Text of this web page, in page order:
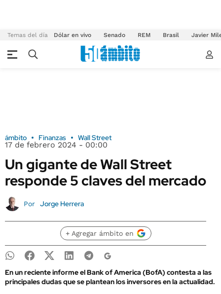
Temas del día Dólar en vivo Senado REM Brasil Javier
ámbito Finanzas Wall Street
17 de febrero 2024 - 00:00
Un gigante de Wall Street
responde 5 claves del mercado
Por Jorge Herrera
+ Agregar ámbito en
En un reciente informe el Bank of America (BofA) contesta a las
principales dudas que se plantean los inversores en la actualidad.